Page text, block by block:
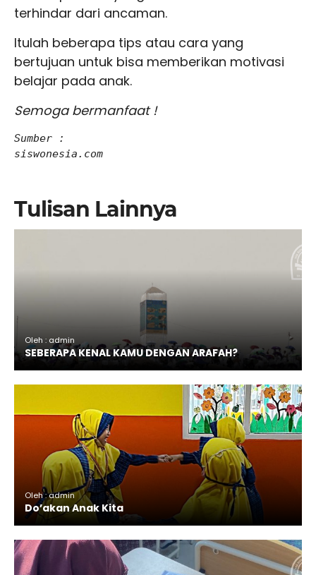
terhindar dari ancaman.
Itulah beberapa tips atau cara yang
bertujuan untuk bisa memberikan motivasi
belajar pada anak.
Semoga bermanfaat !
Sumber :
siswonesia.com
Tulisan Lainnya
Oleh : admin
SEBERAPA KENAL KAMU DENGAN ARAFAH?
Oleh : admin
Do’akan Anak Kita